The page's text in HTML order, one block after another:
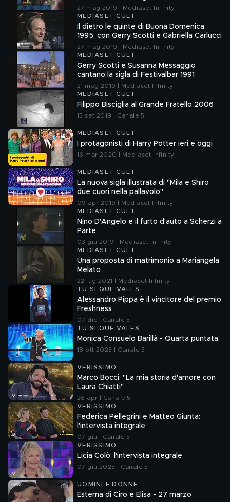
27 mag 2019 | Mediaset Infinity
MEDIASET CULT
Il dietro le quinte di Buona Domenica
1995, con Gerry Scotti e Gabriella Carlucci
27 mag 2019 | Mediaset Infinity
MEDIASET CULT
Gerry Scotti e Susanna Messaggio
cantano la sigla di Festivalbar 1991
21 mag 2019 | Mediaset Infinity
MEDIASET CULT
Filippo Bisciglia al Grande Fratello 2006
13 set 2019 | Canale 5
MEDIASET CULT
I protagonisti di Harry Potter ieri e oggi
16 mar 2020 | Mediaset Infinity
MEDIASET CULT
La nuova sigla illustrata di "Mila e Shiro
due cuori nella pallavolo"
09 apr 2019 | Mediaset Infinity
MEDIASET CULT
Nino D'Angelo e il furto d'auto a Scherzi a
Parte
03 giu 2019 | Mediaset Infinity
MEDIASET CULT
Una proposta di matrimonio a Mariangela
Melato
22 lug 2021 | Mediaset Infinity
TU SI QUE VALES
Alessandro Pippa è il vincitore del premio
Freshness
07 dic | Canale 5
TU SI QUE VALES
Monica Consuelo Barillà - Quarta puntata
18 ott 2025 | Canale 5
VERISSIMO
Marco Bocci: "La mia storia d'amore con
Laura Chiatti"
26 apr | Canale 5
VERISSIMO
Federica Pellegrini e Matteo Giunta:
l'intervista integrale
07 giu | Canale 5
VERISSIMO
Licia Colò: l'intervista integrale
07 giu 2025 | Canale 5
UOMINI E DONNE
Esterna di Ciro e Elisa - 27 marzo